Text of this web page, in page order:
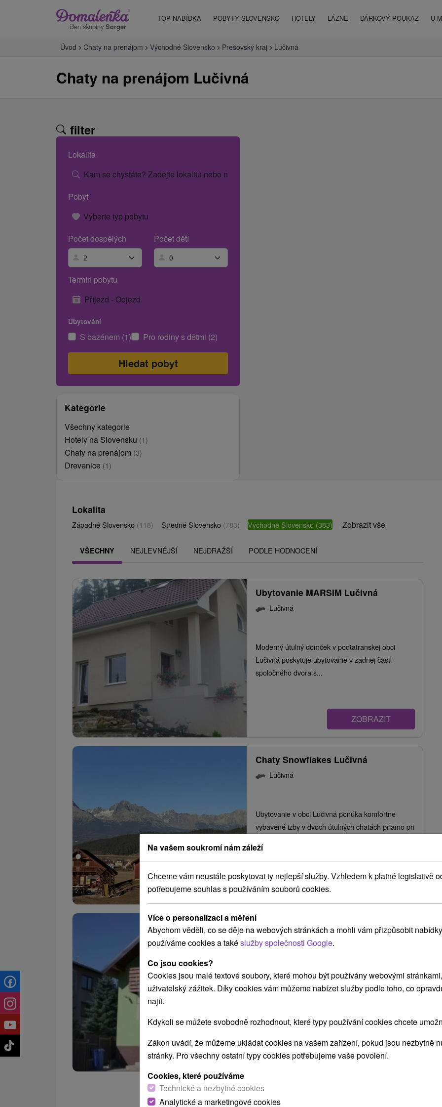
člen skupiny Sorger
TOP NABÍDKA POBYTY SLOVENSKO HOTELY LÁZNĚ DÁRKOVÝ POUKAZ U
Úvod Chaty na prenájom Východné Slovensko Prešovský kraj Lučivná
Chaty na prenájom Lučivná
filter
Lokalita
Kam se chystáte? Zadejte lokalitu nebo název hotelu.
Pobyt
Vyberte typ pobytu
Počet dospělých
Počet dětí
Termín pobytu
Příjezd - Odjezd
Ubytování
S bazénem (1) Pro rodiny s dětmi (2)
Kategorie
Všechny kategorie
Hotely na Slovensku (1)
Chaty na prenájom (3)
Drevenice (1)
Lokalita
Západné Slovensko (118) Stredné Slovensko (783) Východné Slovensko (383) Zobrazit vše
VŠECHNY NEJLEVNĚJŠÍ NEJDRAŽŠÍ PODLE HODNOCENÍ
Ubytovanie MARSIM Lučivná
Lučivná
Moderný útulný domček v podtatranskej obci
Lučivná poskytuje ubytovanie v zadnej časti
spoločného dvora s...
ZOBRAZIT
Chaty Snowflakes Lučivná
Lučivná
Ubytovanie v obci Lučivná ponúka komfortne
vybavené izby v dvoch útulných chatách priamo pri
Ubytovanie M&M Lučivná
Lučivná
Samostatný dovolenkový domček situovaný v
blízkosti známych turistických stredísk a
ZOBRAZIT
Na vašem soukromí nám záleží
Chceme vám neustále poskytovat ty nejlepší služby. Vzhledem k platné legislativě
potřebujeme souhlas s používáním souborů cookies.
Více o personalizaci a měření
Abychom věděli, co se děje na webových stránkách a mohli vám přizpůsobit
používáme cookies a takéslužby společnosti Google.
Co jsou cookies?
Cookies jsou malé textové soubory, které mohou být používány webovými
uživatelský zážitek. Díky cookies vám můžeme nabízet služby podle toho, co
najít.
Kdykoli se můžete svobodně rozhodnout, které typy používání cookies chcete
Zákon uvádí, že můžeme ukládat cookies na vašem zařízení, pokud jsou nezbytně
stránky. Pro všechny ostatní typy cookies potřebujeme vaše povolení.
Cookies, které používáme
Technické a nezbytné cookies
Analytické a marketingové cookies